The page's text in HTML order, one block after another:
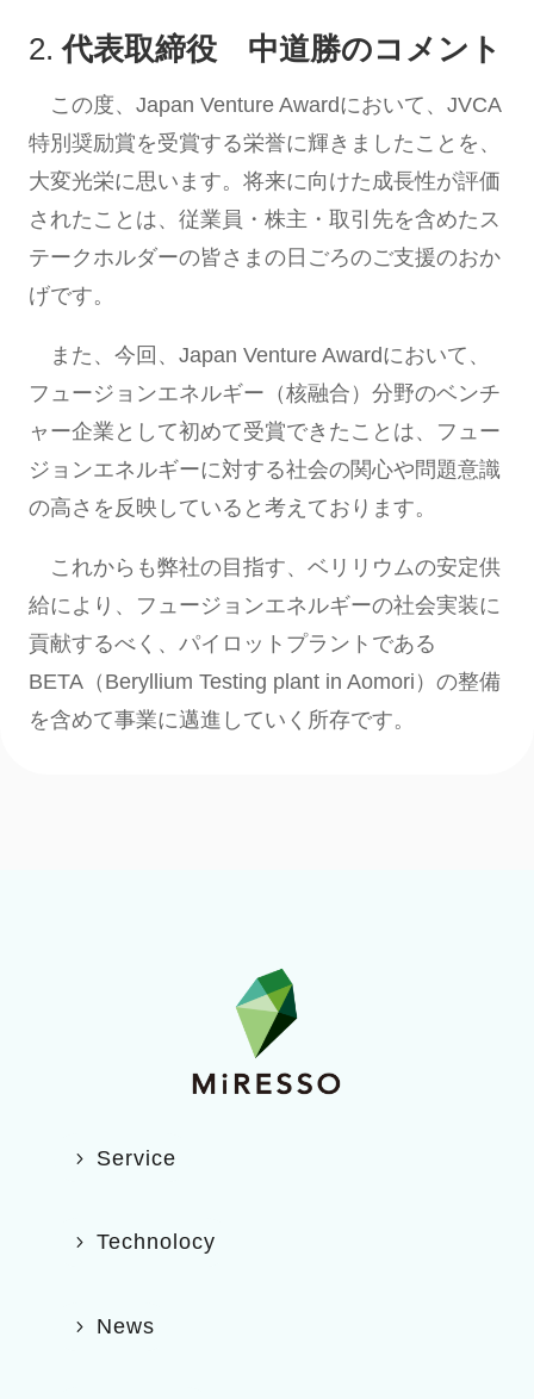
2.代表取締役 中道勝のコメント
この度、Japan Venture Awardにおいて、JVCA
特別奨励賞を受賞する栄誉に輝きましたことを、
大変光栄に思います。将来に向けた成長性が評価
されたことは、従業員・株主・取引先を含めたス
テークホルダーの皆さまの日ごろのご支援のおか
げです。
また、今回、Japan Venture Awardにおいて、
フュージョンエネルギー（核融合）分野のベンチ
ャー企業として初めて受賞できたことは、フュー
ジョンエネルギーに対する社会の関心や問題意識
の高さを反映していると考えております。
これからも弊社の目指す、ベリリウムの安定供
給により、フュージョンエネルギーの社会実装に
貢献するべく、パイロットプラントである
BETA（Beryllium Testing plant in Aomori）の整備
を含めて事業に邁進していく所存です。
Service
Technolocy
News